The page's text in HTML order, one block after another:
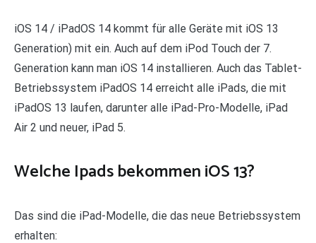
iOS 14 / iPadOS 14 kommt für alle Geräte mit iOS 13
Generation) mit ein. Auch auf dem iPod Touch der 7.
Generation kann man iOS 14 installieren. Auch das Tablet-
Betriebssystem iPadOS 14 erreicht alle iPads, die mit
iPadOS 13 laufen, darunter alle iPad-Pro-Modelle, iPad
Air 2 und neuer, iPad 5.
Welche Ipads bekommen iOS 13?
Das sind die iPad-Modelle, die das neue Betriebssystem
erhalten: